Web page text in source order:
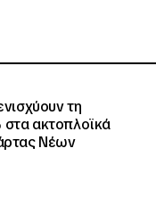
τη
ακτοπλοϊκά
Νέων